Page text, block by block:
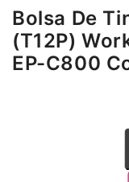
Bolsa De
(T12P)
EP-C800